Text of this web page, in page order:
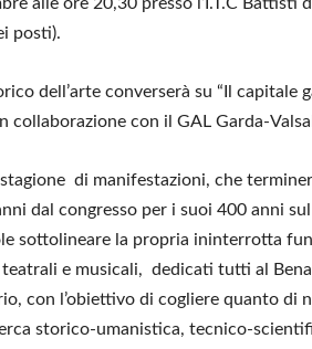
posti).
dell’arte converserà su “Il capitale
collaborazione con il GAL Garda-
di manifestazioni, che
dal congresso per i suoi 400 anni
sottolineare la propria ininterrotta
e musicali, dedicati tutti al
con l’obiettivo di cogliere quanto di
storico-umanistica, tecnico-